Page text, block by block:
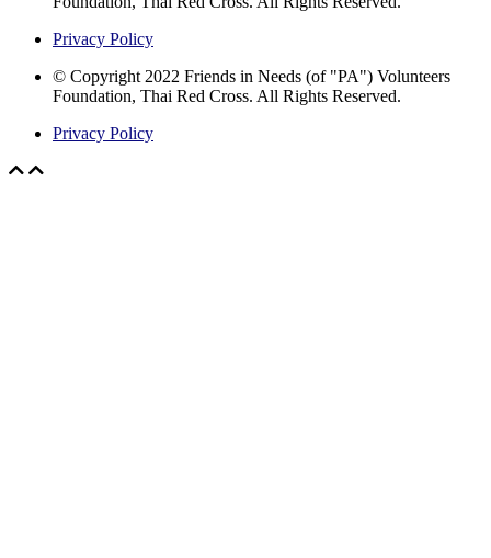
Privacy Policy
© Copyright 2022 Friends in Needs (of "PA") Volunteers
Foundation, Thai Red Cross. All Rights Reserved.
Privacy Policy